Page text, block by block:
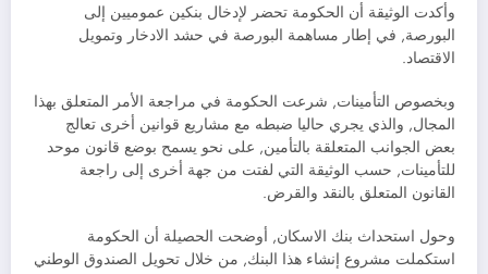
وأكدت الوثيقة أن الحكومة تحضر لإدخال بنكين عموميين إلى
البورصة, في إطار مساهمة البورصة في حشد الادخار وتمويل
الاقتصاد.
وبخصوص التأمينات, شرعت الحكومة في مراجعة الأمر المتعلق بهذا
المجال, والذي يجري حاليا ضبطه مع مشاريع قوانين أخرى تعالج
بعض الجوانب المتعلقة بالتأمين, على نحو يسمح بوضع قانون موحد
للتأمينات, حسب الوثيقة التي لفتت من جهة أخرى إلى راجعة
القانون المتعلق بالنقد والقرض.
وحول استحداث بنك الاسكان, أوضحت الحصيلة أن الحكومة
استكملت مشروع إنشاء هذا البنك, من خلال تحويل الصندوق الوطني